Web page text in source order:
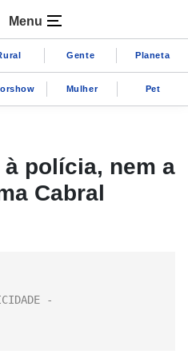
Menu
Gente Planeta
Mulher Pet
à polícia, nem a
Cabral